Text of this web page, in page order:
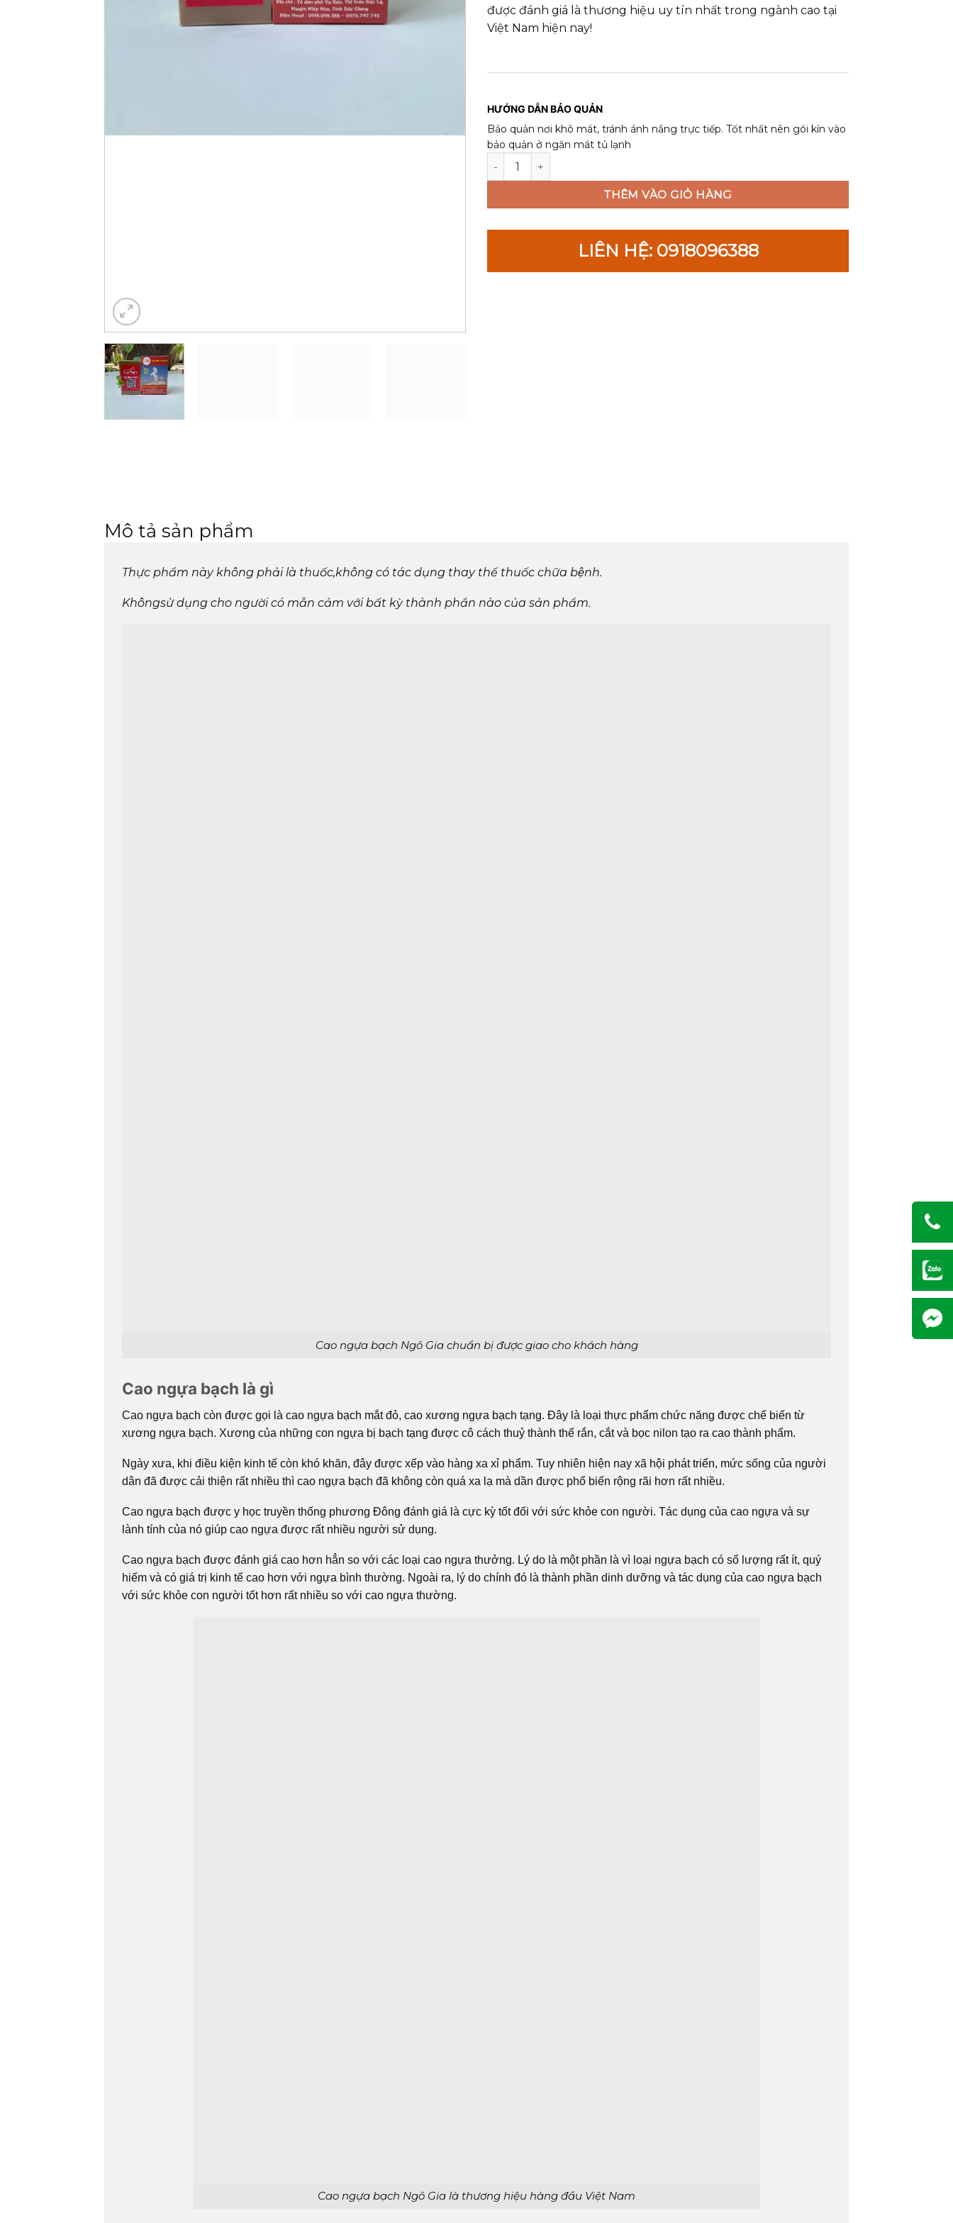
được đánh giá là thương hiệu uy tín nhất trong ngành cao tại
Việt Nam hiện nay!
HƯỚNG DẪN BẢO QUẢN
Bảo quản nơi khô mát, tránh ánh nắng trực tiếp. Tốt nhất nên gói kín vào
bảo quản ở ngăn mát tủ lạnh
Cao Ngựa Bạch Mắt Đỏ Nguyên Chất Chính Hãng Giá 1.2tr số lượng
THÊM VÀO GIỎ HÀNG
LIÊN HỆ: 0918096388
Mô tả sản phẩm
Thực phẩm này không phải là thuốc,không có tác dụng thay thế thuốc chữa bệnh.
Khôngsử dụng cho người có mẫn cảm với bất kỳ thành phần nào của sản phẩm.
Cao ngựa bạch Ngô Gia chuẩn bị được giao cho khách hàng
Cao ngựa bạch là gì
Cao ngựa bạch còn được gọi là cao ngựa bạch mắt đỏ, cao xương ngựa bạch tạng. Đây là loại thực phẩm chức năng được chế biến từ
xương ngựa bạch. Xương của những con ngựa bị bạch tạng được cô cách thuỷ thành thể rắn, cắt và bọc nilon tạo ra cao thành phẩm.
Ngày xưa, khi điều kiện kinh tế còn khó khăn, đây được xếp vào hàng xa xỉ phẩm. Tuy nhiên hiện nay xã hội phát triển, mức sống của người
dân đã được cải thiện rất nhiều thì cao ngựa bạch đã không còn quá xa lạ mà dần được phổ biến rộng rãi hơn rất nhiều.
Cao ngựa bạch được y học truyền thống phương Đông đánh giá là cực kỳ tốt đối với sức khỏe con người. Tác dụng của cao ngựa và sự
lành tính của nó giúp cao ngựa được rất nhiều người sử dụng.
Cao ngựa bạch được đánh giá cao hơn hẳn so với các loại cao ngựa thưởng. Lý do là một phần là vì loại ngựa bạch có số lượng rất ít, quý
hiếm và có giá trị kinh tế cao hơn với ngựa bình thường. Ngoài ra, lý do chính đó là thành phần dinh dưỡng và tác dụng của cao ngựa bạch
với sức khỏe con người tốt hơn rất nhiều so với cao ngựa thường.
Cao ngựa bạch Ngô Gia là thương hiệu hàng đầu Việt Nam